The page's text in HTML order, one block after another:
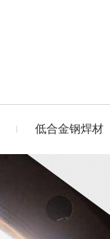
低合金钢焊材